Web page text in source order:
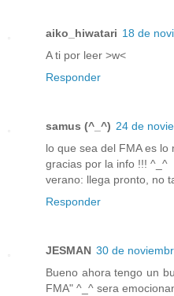
aiko_hiwatari 18 de
A ti por leer >w<
Responder
samus (^_^) 24 de
lo que sea del FMA es lo
gracias por la info !!! ^_^
verano: llega pronto, no
Responder
JESMAN 30 de
Bueno ahora tengo un
FMA" ^_^ sera